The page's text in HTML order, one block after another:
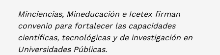
Minciencias, Mineducación e Icetex firman
convenio para fortalecer las capacidades
científicas, tecnológicas y de investigación en
Universidades Públicas.